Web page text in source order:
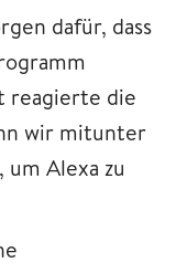
dafür, dass
reagierte die
wir mitunter
Alexa zu